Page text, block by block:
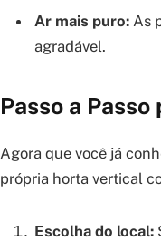
Ar mais puro: As
agradável.
Passo a
Agora que você já
própria horta vertical
Escolha do local: